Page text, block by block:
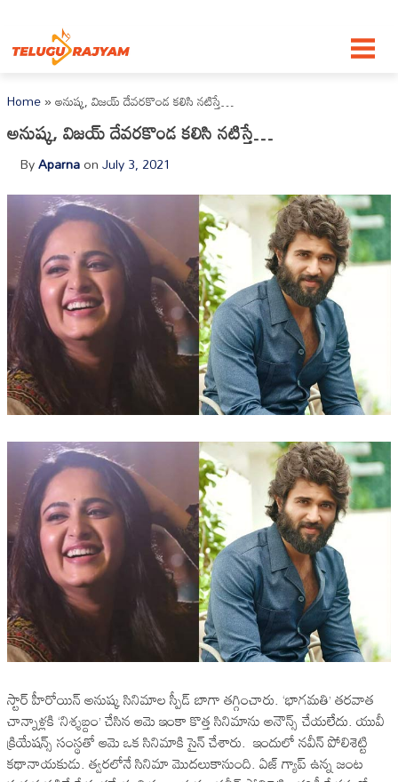
Home»అనుష్క, విజయ్ దేవరకొండ కలిసి నటిస్తే…
అనుష్క, విజయ్ దేవరకొండ కలిసి నటిస్తే…
ByAparnaonJuly 3, 2021
స్టార్ హీరోయిన్ అనుష్క సినిమాల స్పీడ్ బాగా తగ్గించారు. ‘భాగమతి’ తరవాత
చాన్నాళ్లకి ‘నిశ్శబ్దం’ చేసిన ఆమె ఇంకా కొత్త సినిమాను అనౌన్స్ చేయలేదు. యువీ
క్రియేషన్స్ సంస్థతో ఆమె ఒక సినిమాకి సైన్ చేశారు. ఇందులో నవీన్ పోలిశెట్టి
కథానాయకుడు. త్వరలోనే సినిమా మొదలుకానుంది. ఏజ్ గ్యాప్ ఉన్న జంట